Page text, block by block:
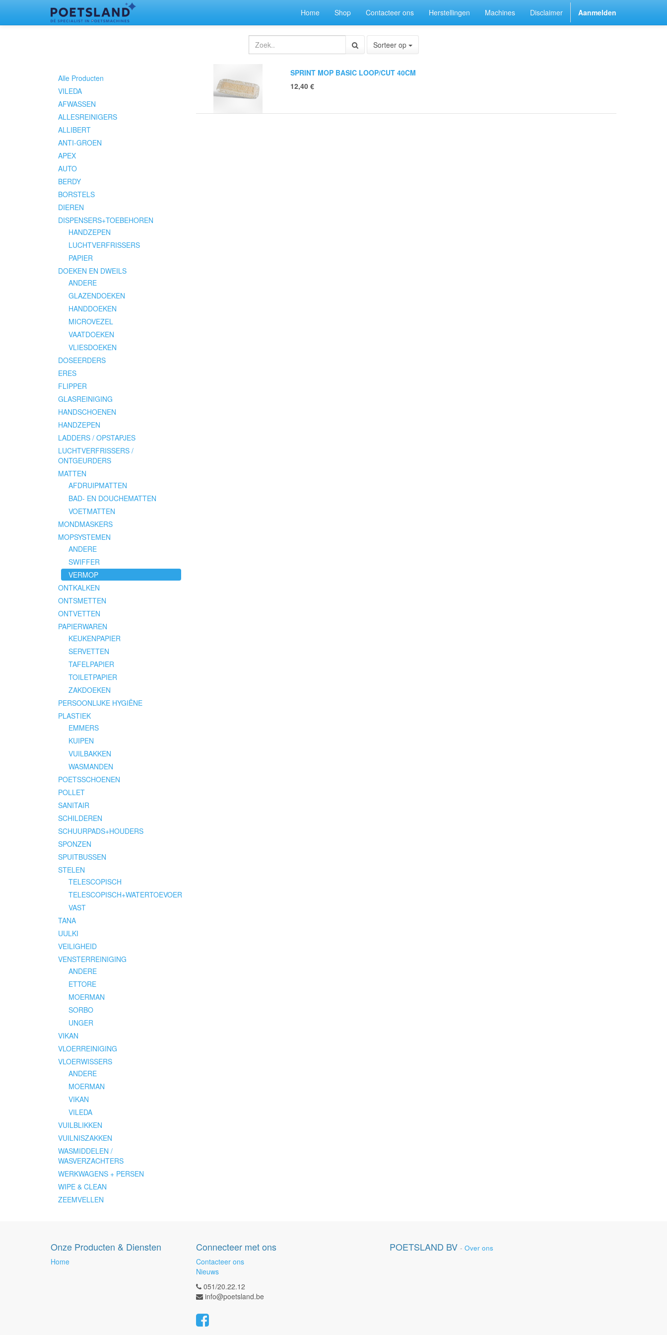
Home Shop Contacteer ons Herstellingen Machines Disclaimer Aanmelden
Sorteer op
Alle Producten
VILEDA
AFWASSEN
ALLESREINIGERS
ALLIBERT
ANTI-GROEN
APEX
AUTO
BERDY
BORSTELS
DIEREN
DISPENSERS+TOEBEHOREN
HANDZEPEN
LUCHTVERFRISSERS
PAPIER
DOEKEN EN DWEILS
ANDERE
GLAZENDOEKEN
HANDDOEKEN
MICROVEZEL
VAATDOEKEN
VLIESDOEKEN
DOSEERDERS
ERES
FLIPPER
GLASREINIGING
HANDSCHOENEN
HANDZEPEN
LADDERS / OPSTAPJES
LUCHTVERFRISSERS /
ONTGEURDERS
MATTEN
AFDRUIPMATTEN
BAD- EN DOUCHEMATTEN
VOETMATTEN
MONDMASKERS
MOPSYSTEMEN
ANDERE
SWIFFER
VERMOP
ONTKALKEN
ONTSMETTEN
ONTVETTEN
PAPIERWAREN
KEUKENPAPIER
SERVETTEN
TAFELPAPIER
TOILETPAPIER
ZAKDOEKEN
PERSOONLIJKE HYGIËNE
PLASTIEK
EMMERS
KUIPEN
VUILBAKKEN
WASMANDEN
POETSSCHOENEN
POLLET
SANITAIR
SCHILDEREN
SCHUURPADS+HOUDERS
SPONZEN
SPUITBUSSEN
STELEN
TELESCOPISCH
TELESCOPISCH+WATERTOEVOER
VAST
TANA
UULKI
VEILIGHEID
VENSTERREINIGING
ANDERE
ETTORE
MOERMAN
SORBO
UNGER
VIKAN
VLOERREINIGING
VLOERWISSERS
ANDERE
MOERMAN
VIKAN
VILEDA
VUILBLIKKEN
VUILNISZAKKEN
WASMIDDELEN /
WASVERZACHTERS
WERKWAGENS + PERSEN
WIPE & CLEAN
ZEEMVELLEN
SPRINT MOP BASIC LOOP/CUT 40CM
12,40€
Onze Producten & Diensten
Home
Connecteer met ons
Contacteer ons
Nieuws
051/20.22.12
info@poetsland.be
POETSLAND BV - Over ons